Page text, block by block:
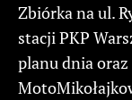
Zbiórka na ul.
stacji PKP
planu dnia